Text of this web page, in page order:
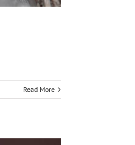
Read More